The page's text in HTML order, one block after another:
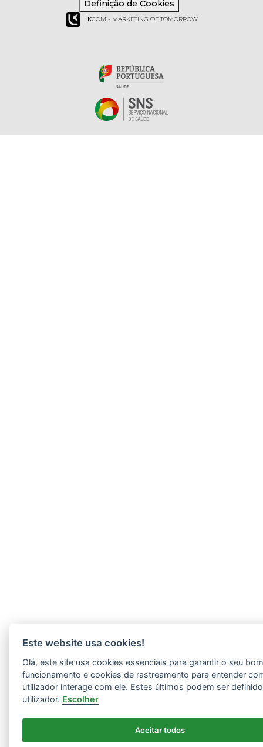
Definição de Cookies
LKCOM - MARKETING OF TOMORROW
Este website usa cookies!
Olá, este site usa cookies essenciais para garantir o seu
funcionamento e cookies de rastreamento para entender
utilizador interage com ele. Estes últimos podem ser
utilizador. Escolher
Aceitar todos